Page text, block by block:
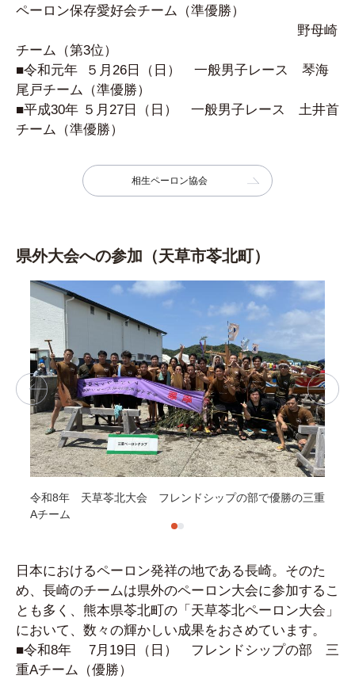
ペーロン保存愛好会チーム（準優勝）
野母崎
チーム（第3位）
■令和元年 ５月26日（日） 一般男子レース 琴海
尾戸チーム（準優勝）
■平成30年 ５月27日（日） 一般男子レース 土井首
チーム（準優勝）
相生ペーロン協会
県外大会への参加（天草市苓北町）
令和8年 天草苓北大会 フレンドシップの部で優勝の三重
Aチーム
日本におけるペーロン発祥の地である長崎。そのた
め、長崎のチームは県外のペーロン大会に参加するこ
とも多く、熊本県苓北町の「天草苓北ペーロン大会」
において、数々の輝かしい成果をおさめています。
■令和8年 7月19日（日） フレンドシップの部 三
重Aチーム（優勝）